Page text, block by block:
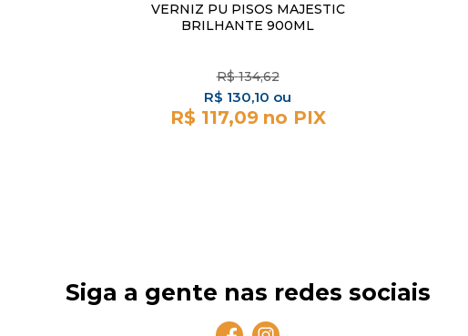
VERNIZ PU PISOS MAJESTIC
BRILHANTE 900ML
R$ 134,62
R$ 130,10
R$ 117,09
Siga a gente nas redes sociais